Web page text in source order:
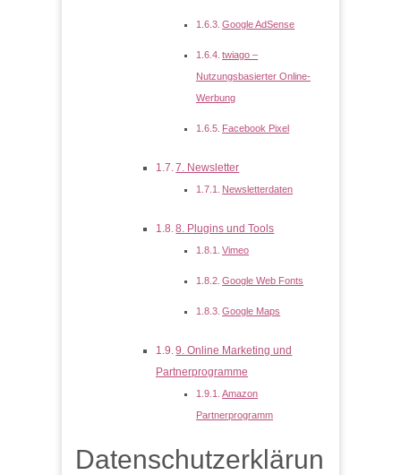
Google AdSense
twiago –
Nutzungsbasierter Online-
Werbung
Facebook Pixel
7. Newsletter
Newsletterdaten
8. Plugins und Tools
Vimeo
Google Web Fonts
Google Maps
9. Online Marketing und
Partnerprogramme
Amazon
Partnerprogramm
Datenschutzerklärun